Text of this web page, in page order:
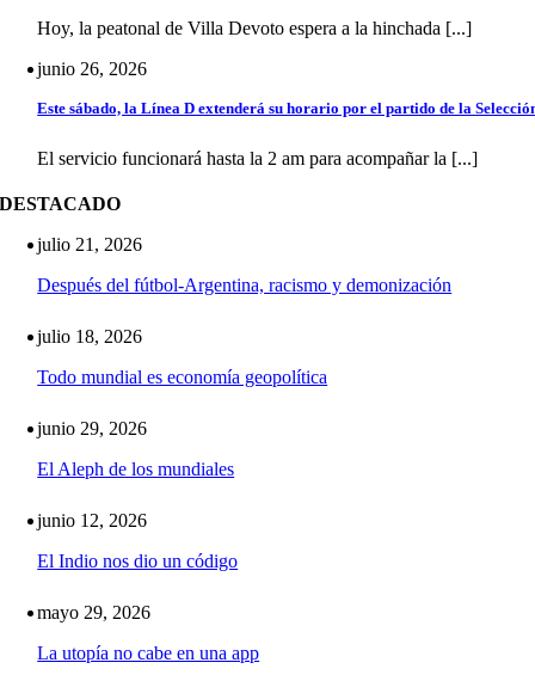
Hoy, la peatonal de Villa Devoto espera a la hinchada [...]
junio 26, 2026
Este sábado, la Línea D extenderá su horario por el partido de la
El servicio funcionará hasta la 2 am para acompañar la [...]
DESTACADO
julio 21, 2026
Después del fútbol-Argentina, racismo y demonización
julio 18, 2026
Todo mundial es economía geopolítica
junio 29, 2026
El Aleph de los mundiales
junio 12, 2026
El Indio nos dio un código
mayo 29, 2026
La utopía no cabe en una app